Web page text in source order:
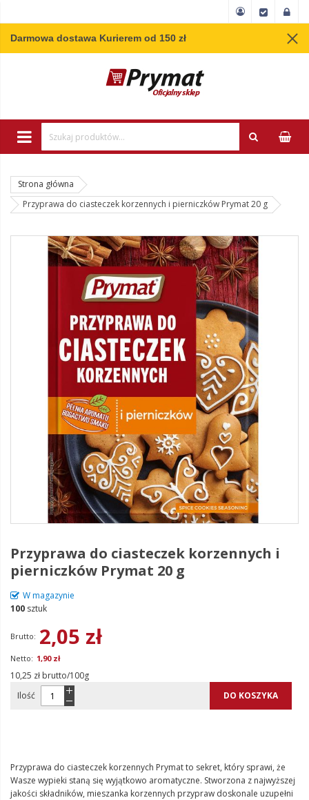
Darmowa dostawa Kurierem od 150 zł
Wpisz minimum
Strona główna
Przyprawa do ciasteczek korzennych i pierniczków Prymat 20 g
Przyprawa do ciasteczek korzennych i
pierniczków Prymat 20 g
W magazynie
100 sztuk
2,05 zł
1,90 zł
10,25 zł brutto/100g
Ilość
DO KOSZYKA
Przyprawa do ciasteczek korzennych Prymat to sekret, który sprawi, że
Wasze wypieki staną się wyjątkowo aromatyczne. Stworzona z najwyższej
jakości składników, mieszanka korzennych przypraw doskonale uzupełni